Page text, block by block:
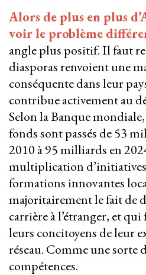
Alors de plus en plus
voir le problème
angle plus positif. Il faut
diasporas renvoient une
conséquente dans leur
contribue activement au
Selon la Banque
fonds sont passés de 53
2010 à 95 milliards en
multiplication d’initiatives
formations innovantes
majoritairement le fait de
carrière à l’étranger, et
leurs concitoyens de leur
réseau. Comme une sorte
compétences.